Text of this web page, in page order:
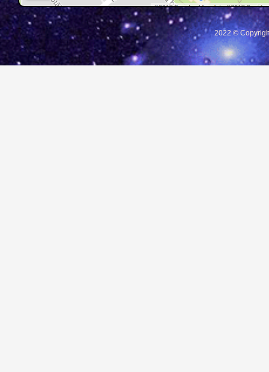
2022 ©